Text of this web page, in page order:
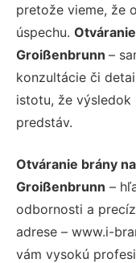
pretože vieme, že
úspechu.
Groißenbrunn –
konzultácie či
istotu, že výsledok
predstáv.
Otváranie brány
Groißenbrunn –
odbornosti a
adrese – www.i-
vám vysokú